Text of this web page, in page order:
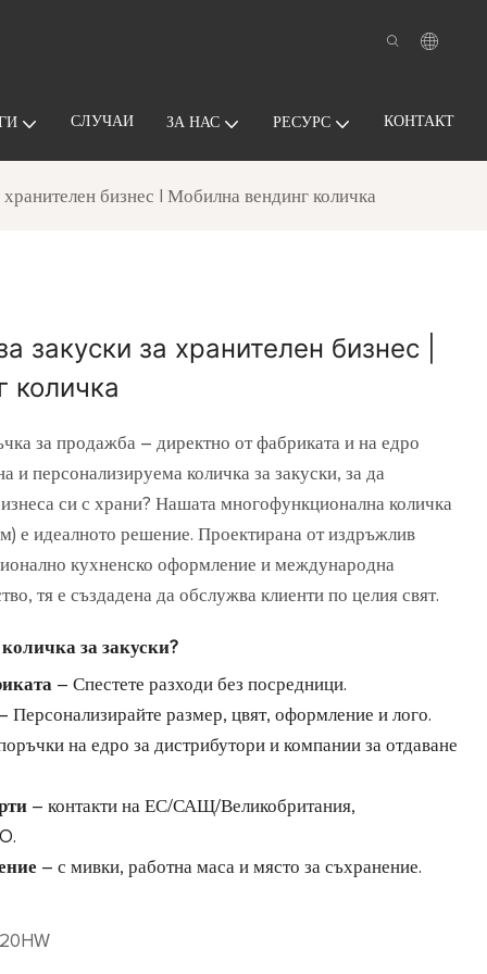
СЛУЧАИ ЗА НАС РЕСУРС КОНТАКТ
хранителен бизнес | Мобилна вендинг количка
закуски за хранителен бизнес |
количка
за продажба – директно от фабриката и на едро
и персонализируема количка за закуски, за да
си с храни? Нашата многофункционална количка
е идеалното решение. Проектирана от издръжлив
кухненско оформление и международна
тя е създадена да обслужва клиенти по целия свят.
за закуски?
– Спестете разходи без посредници.
Персонализирайте размер, цвят, оформление и лого.
на едро за дистрибутори и компании за отдаване
– контакти на ЕС/САЩ/Великобритания,
– с мивки, работна маса и място за съхранение.